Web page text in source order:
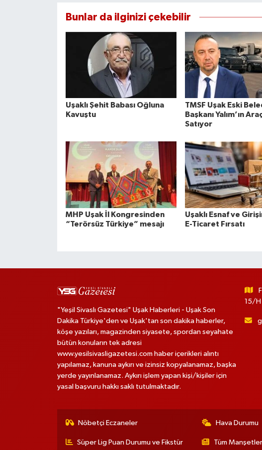
Bunlar da ilginizi çekebilir
Uşaklı Şehit Babası Oğluna
Kavuştu
TMSF Uşak Eski
Başkanı Yalım’ın
Satıyor
MHP Uşak İl Kongresinden
“Terörsüz Türkiye” mesajı
Uşaklı Esnaf ve
E-Ticaret Fırsatı
"Yeşil Sivaslı Gazetesi" Uşak Haberleri - Uşak Son
Dakika Türkiye'den ve Uşak'tan son dakika haberler,
köşe yazıları, magazinden siyasete, spordan seyahate
bütün konuların tek adresi
www.yesilsivasligazetesi.com haber içerikleri alıntı
yapılamaz, kanuna aykırı ve izinsiz kopyalanamaz, başka
yerde yayınlanamaz. Aykırı işlem yapan kişi/kişiler için
yasal başvuru hakkı saklı tutulmaktadır.
15/H
Nöbetçi Eczaneler Hava Durumu
Süper Lig Puan Durumu ve Fikstür Tüm Manşetler